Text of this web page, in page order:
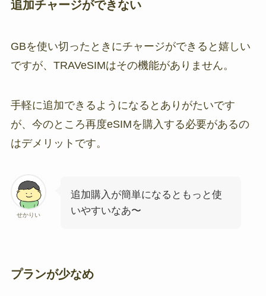
追加チャージができない
GBを使い切ったときにチャージができると嬉しい
ですが、TRAVeSIMはその機能がありません。
手軽に追加できるようになるとありがたいです
が、今のところ再度eSIMを購入する必要があるの
はデメリットです。
せかりい
追加購入が簡単になるともっと使
いやすいなあ〜
プランが少なめ